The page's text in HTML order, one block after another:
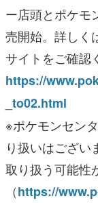
ー店頭とポケモ
売開始。詳しく
サイトをご確認
https://
_to02.html
※ポケモンセン
り扱いはござい
取り扱う可能性
（https://